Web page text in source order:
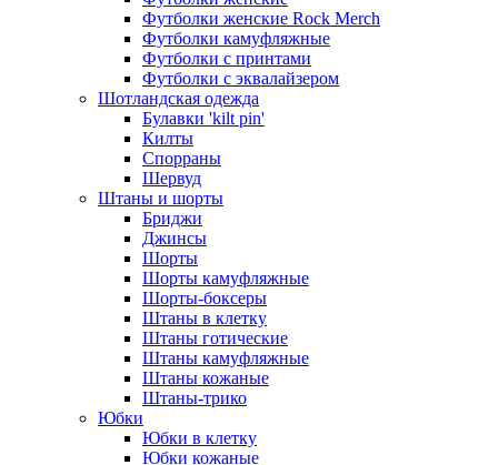
Футболки женские Rock Merch
Футболки камуфляжные
Футболки с принтами
Футболки с эквалайзером
Шотландская одежда
Булавки 'kilt pin'
Килты
Спорраны
Шервуд
Штаны и шорты
Бриджи
Джинсы
Шорты
Шорты камуфляжные
Шорты-боксеры
Штаны в клетку
Штаны готические
Штаны камуфляжные
Штаны кожаные
Штаны-трико
Юбки
Юбки в клетку
Юбки кожаные